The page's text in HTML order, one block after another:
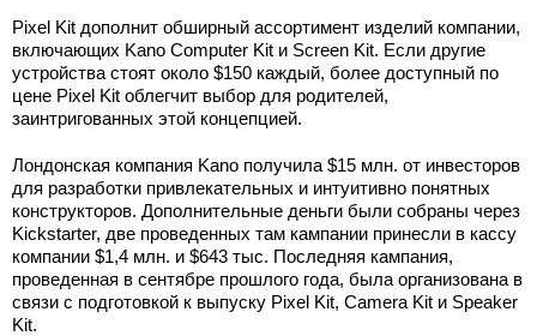
Pixel Kit дополнит обширный ассортимент изделий компании,
включающих Kano Computer Kit и Screen Kit. Если другие
устройства стоят около $150 каждый, более доступный по
цене Pixel Kit облегчит выбор для родителей,
заинтригованных этой концепцией.
Лондонская компания Kano получила $15 млн. от инвесторов
для разработки привлекательных и интуитивно понятных
конструкторов. Дополнительные деньги были собраны через
Kickstarter, две проведенных там кампании принесли в кассу
компании $1,4 млн. и $643 тыс. Последняя кампания,
проведенная в сентябре прошлого года, была организована в
связи с подготовкой к выпуску Pixel Kit, Camera Kit и Speaker
Kit.